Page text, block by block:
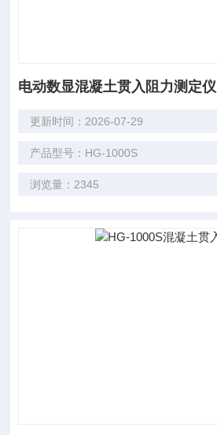
电动数显混凝土贯入阻力测定仪
更新时间：2026-07-29
产品型号：HG-1000S
浏览量：2345